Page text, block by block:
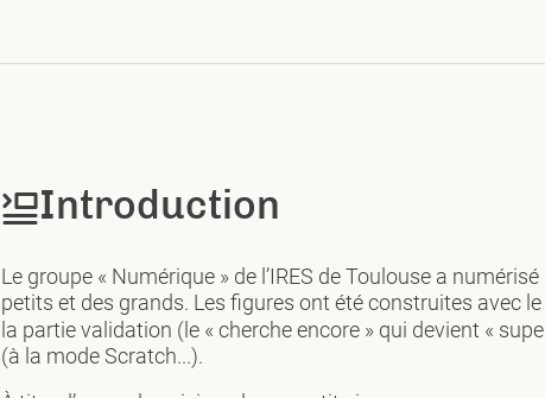
Introduction
Le groupe « Numérique » de l’IRES de Toulouse a
petits et des grands. Les figures ont été construites avec le
la partie validation (le « cherche encore » qui devient «
(à la mode Scratch...).